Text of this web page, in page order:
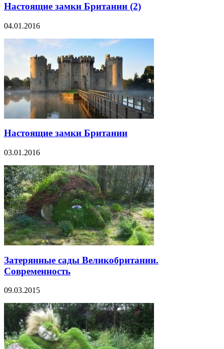
Настоящие замки Британии (2)
04.01.2016
Настоящие замки Британии
03.01.2016
Затерянные сады Великобритании.
Современность
09.03.2015